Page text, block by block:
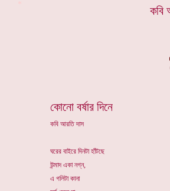
কবি
কোনো বর্ষার দিনে
কবি আরতি দাস
ঘরের বাইরে দিনটা হাঁটছে
উন্মাদ একা নগ্ন,
এ গলিটা কানা